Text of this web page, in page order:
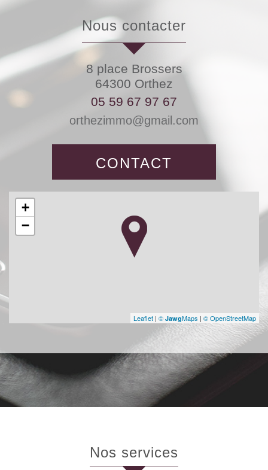
nous contacter
8 place Brossers
64300 Orthez
05 59 67 97 67
orthezimmo@gmail.com
CONTACT
+
−
Leaflet | © JawgMaps | © OpenStreetMap
nos services